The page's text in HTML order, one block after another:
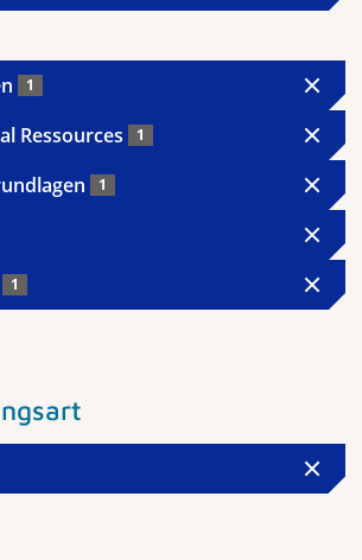
1
Ressources 1
1
1